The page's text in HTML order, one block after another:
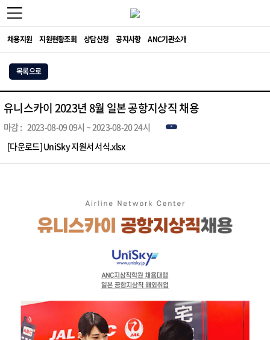
채용지원 지원현황조회 상담신청 공지사항 ANC기관소개
목록으로
유니스카이 2023년 8월 일본 공항지상직 채용
마감 : 2023-08-09 09시 ~ 2023-08-20 24시 종료
[다운로드] UniSky 지원서 서식.xlsx